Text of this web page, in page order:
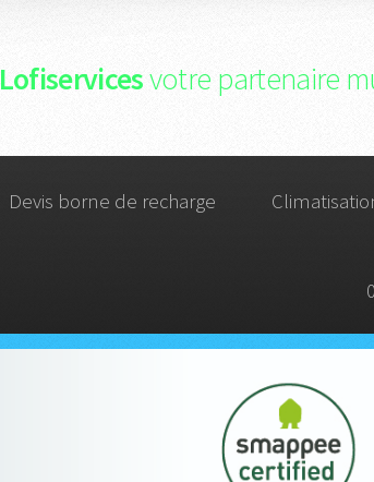
Lofiservicesvotre partenaire
Devis borne de recharge